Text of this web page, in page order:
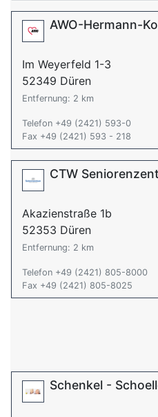
AWO-Hermann-
Im Weyerfeld 1-3
52349 Düren
Entfernung: 2 km
Telefon +49 (2421) 593-0
Fax +49 (2421) 593 - 218
CTW
Akazienstraße 1b
52353 Düren
Entfernung: 2 km
Telefon +49 (2421) 805-8000
Fax +49 (2421) 805-8025
Schenkel -